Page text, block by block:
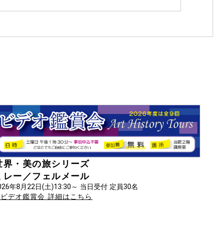
界・美の旅シリーズ
レー／フェルメール
年8月22日(土)13:30～ 当日受付 定員30名
デオ鑑賞会 詳細はこちら